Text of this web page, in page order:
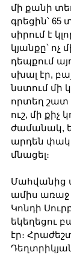
մի քանի
գրեցին՝ 65
սիրում է
կյանքը՝ ոչ
դեպքում
սխալ էր,
նստում մի
որտեղ շատ
ուշ, մի քիչ
ժամանակ,
արդեն փակ
մնացել։
Մահվանից
ամիս առաջ
Կոնդի
եկեղեցու
էր։